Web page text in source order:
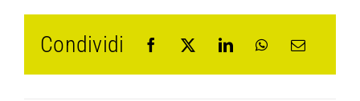
Condividi